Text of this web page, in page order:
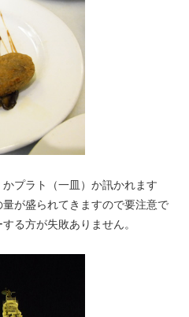
プラト（一皿）か訊かれます
が盛られてきますので要注意で
る方が失敗ありません。